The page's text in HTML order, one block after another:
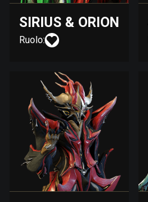
SIRIUS & ORION
Ruolo: